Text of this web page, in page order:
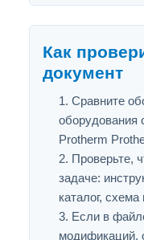
Как
документ
Сравните
оборудования
Protherm
Проверьте,
задаче:
каталог,
Если в
модификаций,